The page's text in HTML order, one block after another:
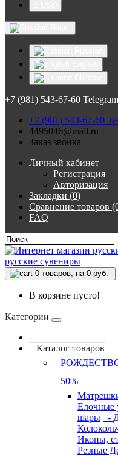
+7 (981) 543-67-60
+7 (981) 543-67-60
4495046@mail.ru
Заказ звонка
Личный кабинет
Регистрация
Авторизация
Закладки (0)
Сравнение товаров
FAQ
0 товаров, на 0 руб.
В корзине пусто!
Категории
Каталог товаров
50%
Елочные
шары
-
Иконы,
Резные